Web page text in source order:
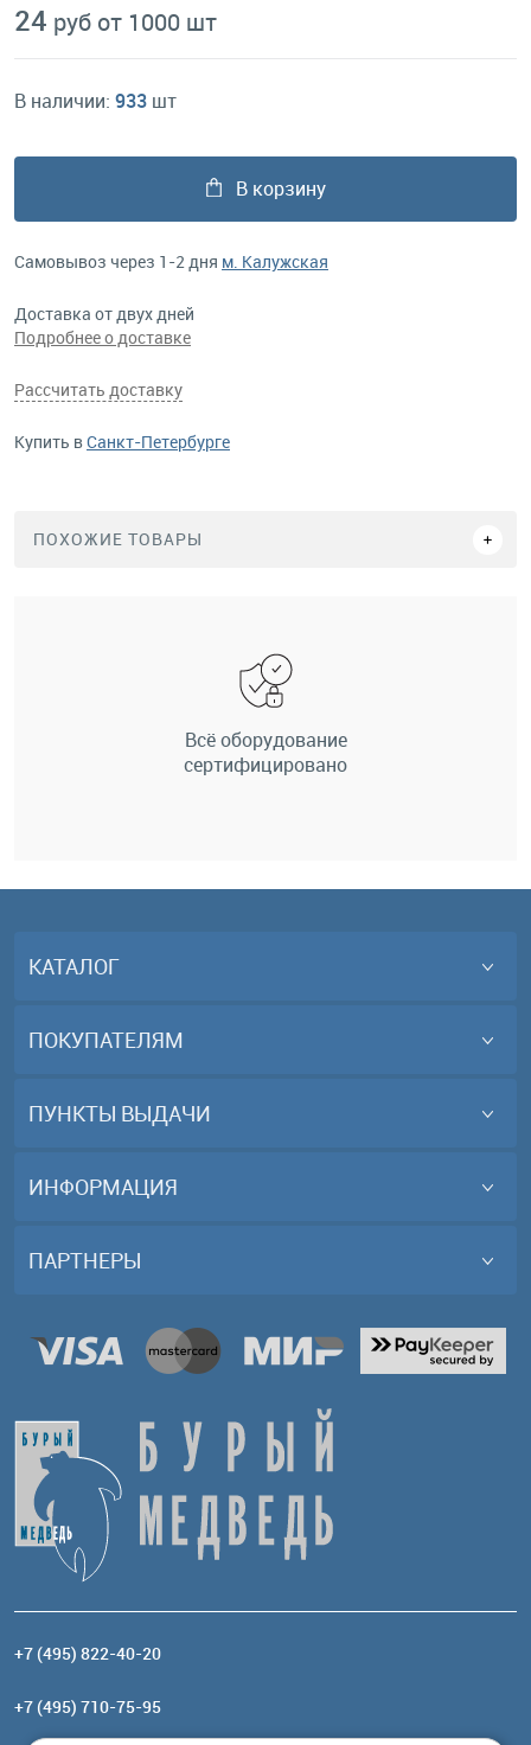
24 руб от 1000 шт
В наличии: 933 шт
В корзину
Самовывоз через 1-2 дня м. Калужская
Доставка от двух дней
Подробнее о доставке
Рассчитать доставку
Купить вСанкт-Петербурге
ПОХОЖИЕ ТОВАРЫ
Всё оборудование
сертифицировано
КАТАЛОГ
ПОКУПАТЕЛЯМ
ПУНКТЫ ВЫДАЧИ
ИНФОРМАЦИЯ
ПАРТНЕРЫ
+7 (495) 822-40-20
+7 (495) 710-75-95